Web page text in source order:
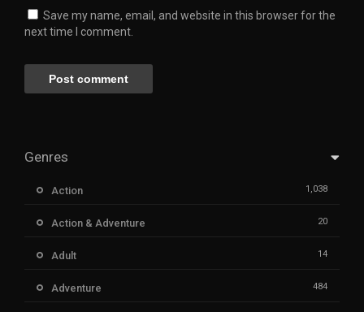
Save my name, email, and website in this browser for the
next time I comment.
Genres
Action 1,038
Action & Adventure 20
Adult 14
Adventure 484